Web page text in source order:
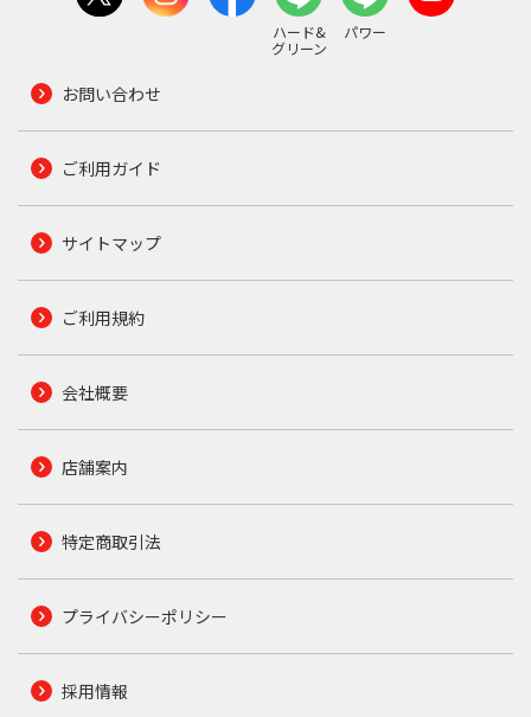
ハード&
グリーン
パワー
お問い合わせ
ご利用ガイド
サイトマップ
ご利用規約
会社概要
店舗案内
特定商取引法
プライバシーポリシー
採用情報